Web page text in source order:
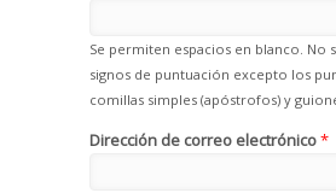
Se permiten espacios en blanco. No
signos de puntuación excepto los
comillas simples (apóstrofos) y
Dirección de correo electrónico*